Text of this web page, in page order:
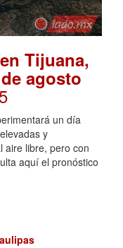
Tijuana,
agosto
un día
y
aire libre, pero con
aquí el pronóstico